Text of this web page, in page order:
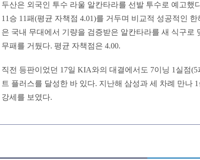
두산은 외국인 투수 라울 알칸타라를 선발 투수로 예고했
11승 11패(평균 자책점 4.01)를 거두며 비교적 성공적인
은 국내 무대에서 기량을 검증받은 알칸타라를 새 식구로
무패를 거뒀다. 평균 자책점은 4.00.
직전 등판이었던 17일 KIA와의 대결에서도 7이닝 1실점
트 플러스를 달성한 바 있다. 지난해 삼성과 세 차례 만나
강세를 보였다.